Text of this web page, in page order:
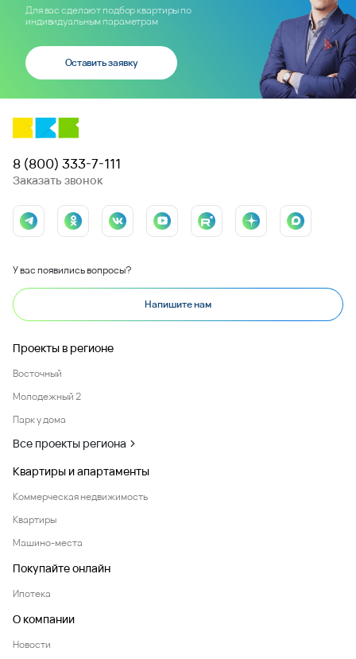
Для вас сделают подбор квартиры по
индивидуальным параметрам
Оставить заявку
8 (800) 333-7-111
Заказать звонок
У вас появились вопросы?
Напишите нам
Проекты в регионе
Восточный
Молодежный 2
Парк у дома
Все проекты региона
Квартиры и апартаменты
Коммерческая недвижимость
Квартиры
Машино-места
Покупайте онлайн
Ипотека
О компании
Новости